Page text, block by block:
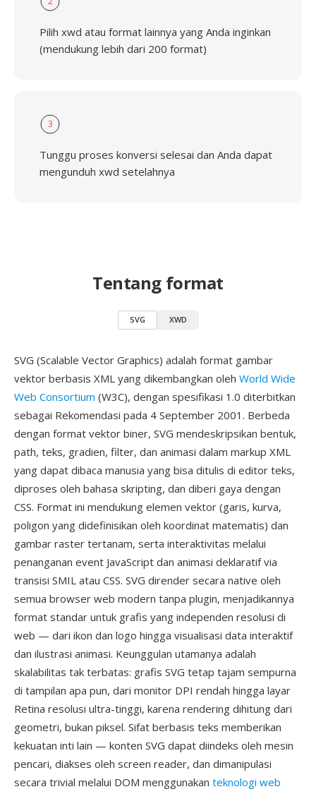
Pilih xwd atau format lainnya yang Anda inginkan
(mendukung lebih dari 200 format)
3
Tunggu proses konversi selesai dan Anda dapat
mengunduh xwd setelahnya
Tentang format
SVG XWD
SVG (Scalable Vector Graphics) adalah format gambar
vektor berbasis XML yang dikembangkan oleh World Wide
Web Consortium (W3C), dengan spesifikasi 1.0 diterbitkan
sebagai Rekomendasi pada 4 September 2001. Berbeda
dengan format vektor biner, SVG mendeskripsikan bentuk,
path, teks, gradien, filter, dan animasi dalam markup XML
yang dapat dibaca manusia yang bisa ditulis di editor teks,
diproses oleh bahasa skripting, dan diberi gaya dengan
CSS. Format ini mendukung elemen vektor (garis, kurva,
poligon yang didefinisikan oleh koordinat matematis) dan
gambar raster tertanam, serta interaktivitas melalui
penanganan event JavaScript dan animasi deklaratif via
transisi SMIL atau CSS. SVG dirender secara native oleh
semua browser web modern tanpa plugin, menjadikannya
format standar untuk grafis yang independen resolusi di
web — dari ikon dan logo hingga visualisasi data interaktif
dan ilustrasi animasi. Keunggulan utamanya adalah
skalabilitas tak terbatas: grafis SVG tetap tajam sempurna
di tampilan apa pun, dari monitor DPI rendah hingga layar
Retina resolusi ultra-tinggi, karena rendering dihitung dari
geometri, bukan piksel. Sifat berbasis teks memberikan
kekuatan inti lain — konten SVG dapat diindeks oleh mesin
pencari, diakses oleh screen reader, dan dimanipulasi
secara trivial melalui DOM menggunakan teknologi web